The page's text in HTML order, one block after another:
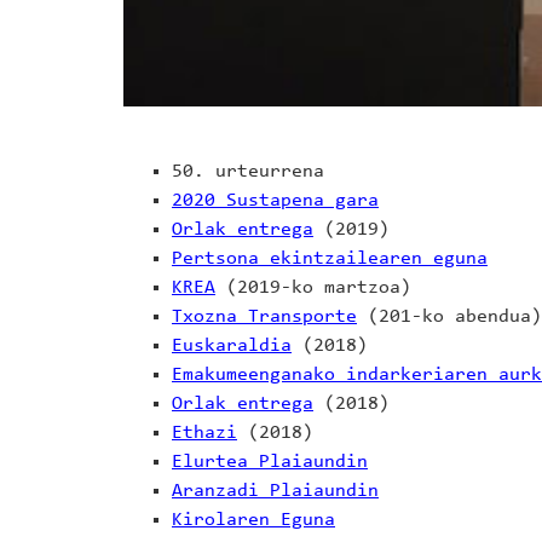
50. urteurrena
2020 Sustapena gara
Orlak entrega (2019)
Pertsona ekintzailearen eguna
KREA (2019-ko martzoa)
Txozna Transporte (201-ko abendua)
Euskaraldia (2018)
Emakumeenganako indarkeriaren
Orlak entrega (2018)
Ethazi (2018)
Elurtea Plaiaundin
Aranzadi Plaiaundin
Kirolaren Eguna